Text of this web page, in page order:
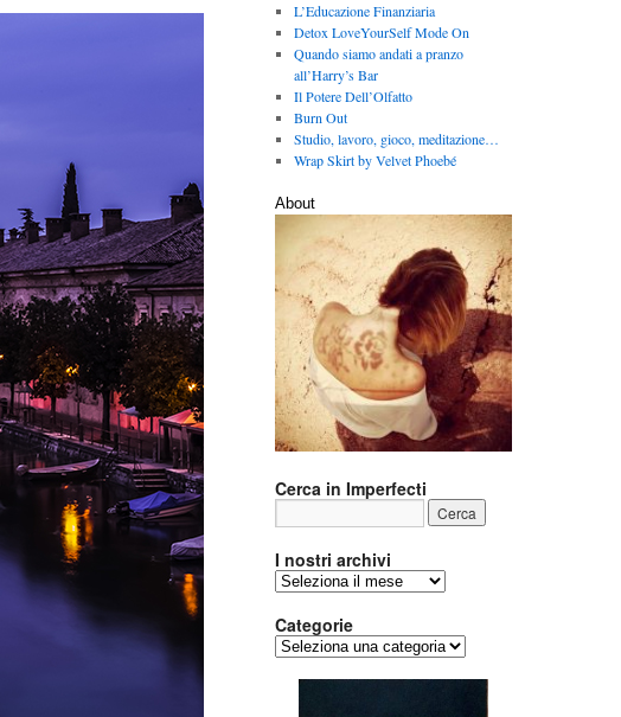
L’Educazione Finanziaria
Detox LoveYourSelf Mode On
Quando siamo andati a pranzo
all’Harry’s Bar
Il Potere Dell’Olfatto
Burn Out
Studio, lavoro, gioco, meditazione…
Wrap Skirt by Velvet Phoebé
About
Cerca in Imperfecti
I nostri archivi
archivi
Categorie
Categorie